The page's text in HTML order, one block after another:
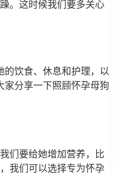
。这时候我们要多关心
的饮食、休息和护理，以
家分享一下照顾怀孕母狗
们要给她增加营养，比
我们可以选择专为怀孕